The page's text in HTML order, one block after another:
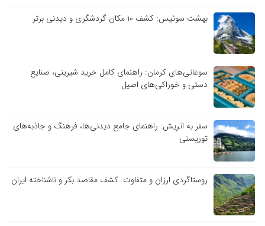
بهشت سوئیس: کشف ۱۰ مکان گردشگری و دیدنی برتر
سوغاتی‌های کرمان: راهنمای کامل خرید شیرینی، صنایع
دستی و خوراکی‌های اصیل
سفر به اتریش: راهنمای جامع دیدنی‌ها، فرهنگ و جاذبه‌های
توریستی
روستاگردی ارزان و متفاوت: کشف مقاصد بکر و ناشناخته ایران